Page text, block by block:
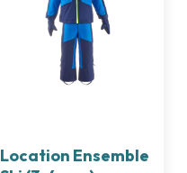
Location Ensemble